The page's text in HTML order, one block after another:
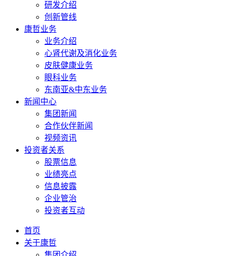
研发介绍
创新管线
康哲业务
业务介绍
心肾代谢及消化业务
皮肤健康业务
眼科业务
东南亚&中东业务
新闻中心
集团新闻
合作伙伴新闻
视频资讯
投资者关系
股票信息
业绩亮点
信息披露
企业管治
投资者互动
首页
关于康哲